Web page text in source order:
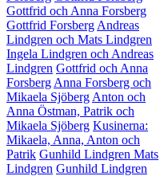
Gottfrid och Anna Forsberg
Gottfrid Forsberg Andreas
Lindgren och Mats Lindgren
Ingela Lindgren och Andreas
Lindgren Gottfrid och Anna
Forsberg Anna Forsberg och
Mikaela Sjöberg Anton och
Anna Östman, Patrik och
Mikaela Sjöberg Kusinerna:
Mikaela, Anna, Anton och
Patrik Gunhild Lindgren Mats
Lindgren Gunhild Lindgren